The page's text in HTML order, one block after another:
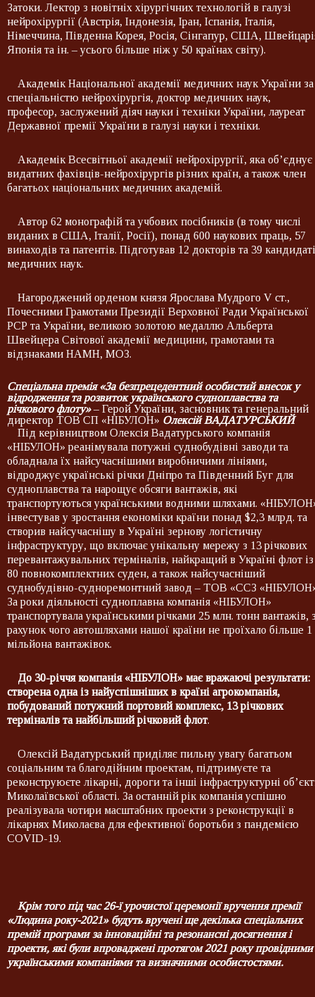
Затоки. Лектор з новітніх хірургічних технологій в галузі
нейрохірургії (Австрія, Індонезія, Іран, Іспанія, Італія,
Німеччина, Південна Корея, Росія, Сінгапур, США,
Японія та ін. – усього більше ніж у 50 країнах світу).
Академік Національної академії медичних наук України за
спеціальністю нейрохірургія, доктор медичних наук,
професор, заслужений діяч науки і техніки України, лауреат
Державної премії України в галузі науки і техніки.
Академік Всесвітньої академії нейрохірургії, яка об’єднує
видатних фахівців-нейрохірургів різних країн, а також член
багатьох національних медичних академій.
Автор 62 монографій та учбових посібників (в тому числі
виданих в США, Італії, Росії), понад 600 наукових праць, 57
винаходів та патентів. Підготував 12 докторів та 39
медичних наук.
Нагороджений орденом князя Ярослава Мудрого V ст.,
Почесними Грамотами Президії Верховної Ради Української
РСР та України, великою золотою медаллю Альберта
Швейцера Світової академії медицини, грамотами та
відзнаками НАМН, МОЗ.
Спеціальна премія «За безпрецедентний особистий внесок у
відродження та розвиток українського судноплавства та
річкового флоту»– Герой України, засновник та генеральний
директор ТОВ СП «НІБУЛОН» Олексій ВАДАТУРСЬКИЙ
Під керівництвом Олексія Вадатурського компанія
«НІБУЛОН» реанімувала потужні суднобудівні заводи та
обладнала їх найсучаснішими виробничими лініями,
відроджує українські річки Дніпро та Південний Буг для
судноплавства та нарощує обсяги вантажів, які
транспортуються українськими водними шляхами.
інвестував у зростання економіки країни понад $2,3 млрд. та
створив найсучаснішу в Україні зернову логістичну
інфраструктуру, що включає унікальну мережу з 13 річкових
перевантажувальних терміналів, найкращий в Україні флот із
80 повнокомплектних суден, а також найсучасніший
суднобудівно-судноремонтний завод – ТОВ «ССЗ
За роки діяльності судноплавна компанія «НІБУЛОН»
транспортувала українськими річками 25 млн. тонн вантажів,
рахунок чого автошляхами нашої країни не проїхало більше 1
мільйона вантажівок.
До 30-річчя компанія «НІБУЛОН» має вражаючі результати:
створена одна із найуспішніших в країні агрокомпанія,
побудований потужний портовий комплекс, 13 річкових
терміналів та найбільший річковий флот.
Олексій Вадатурський приділяє пильну увагу багатьом
соціальним та благодійним проектам, підтримуєте та
реконструюєте лікарні, дороги та інші інфраструктурні
Миколаївської області. За останній рік компанія успішно
реалізувала чотири масштабних проекти з реконструкції в
лікарнях Миколаєва для ефективної боротьби з пандемією
COVID-19.
Крім того під час 26-ї урочистої церемонії вручення премії
«Людина року-2021» будуть вручені ще декілька спеціальних
премій програми за інноваційні та резонансні досягнення і
проекти, які були впроваджені протягом 2021 року провідними
українськими компаніями та визначними особистостями.